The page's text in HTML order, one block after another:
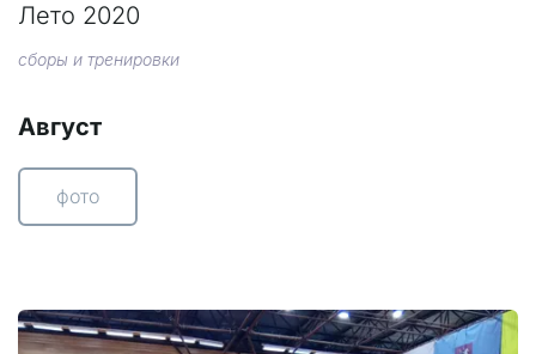
Лето 2020
сборы и тренировки
Август
фото